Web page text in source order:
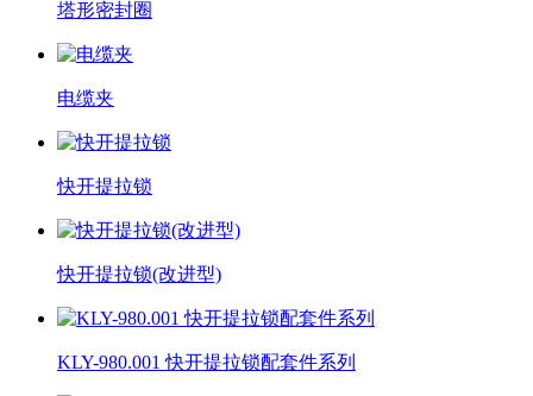
塔形密封圈
电缆夹
快开提拉锁
快开提拉锁(改进型)
KLY-980.001 快开提拉锁配套件系列